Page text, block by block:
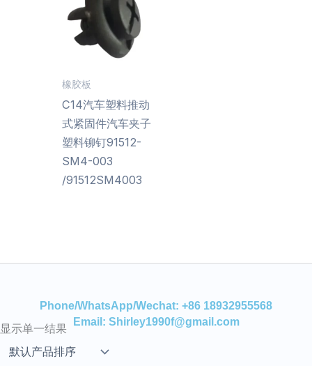
显示单一结果
橡胶板
C14汽车塑料推动
式紧固件汽车夹子
塑料铆钉91512-
SM4-003
/91512SM4003
Phone/WhatsApp/Wechat: +86 18932955568
Email: Shirley1990f@gmail.com